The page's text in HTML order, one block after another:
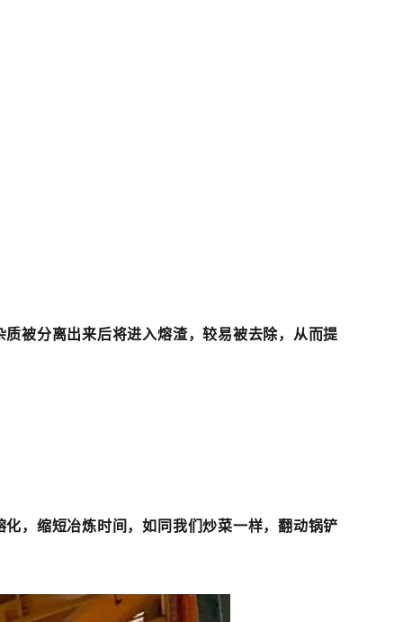
被分离出来后将进入熔渣，较易被去除，从而提
化，缩短冶炼时间，如同我们炒菜一样，翻动锅铲